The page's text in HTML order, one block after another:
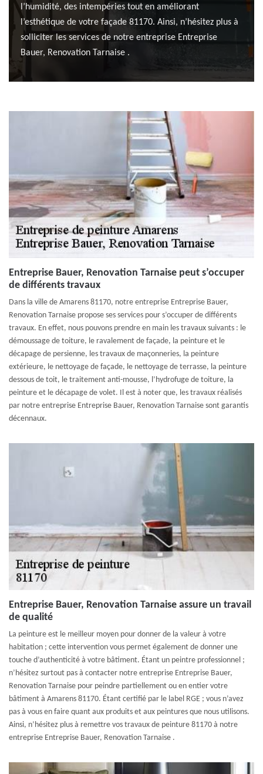
l’humidité, des intempéries tout en améliorant
l’esthétique de votre façade 81170. Ainsi, n’hésitez plus à
solliciter les services de notre entreprise Entreprise
Bauer, Renovation Tarnaise .
Entreprise Bauer, Renovation Tarnaise peut s’occuper
de différents travaux
Dans la ville de Amarens 81170, notre entreprise Entreprise Bauer,
Renovation Tarnaise propose ses services pour s’occuper de différents
travaux. En effet, nous pouvons prendre en main les travaux suivants : le
démoussage de toiture, le ravalement de façade, la peinture et le
décapage de persienne, les travaux de maçonneries, la peinture
extérieure, le nettoyage de façade, le nettoyage de terrasse, la peinture
dessous de toit, le traitement anti-mousse, l’hydrofuge de toiture, la
peinture et le décapage de volet. Il est à noter que, les travaux réalisés
par notre entreprise Entreprise Bauer, Renovation Tarnaise sont garantis
décennaux.
Entreprise Bauer, Renovation Tarnaise assure un travail
de qualité
La peinture est le meilleur moyen pour donner de la valeur à votre
habitation ; cette intervention vous permet également de donner une
touche d’authenticité à votre bâtiment. Étant un peintre professionnel ;
n’hésitez surtout pas à contacter notre entreprise Entreprise Bauer,
Renovation Tarnaise pour peindre partiellement ou en entier votre
bâtiment à Amarens 81170. Étant certifié par le label RGE ; vous n’avez
pas à vous en faire quant aux produits et aux peintures que nous utilisons.
Ainsi, n’hésitez plus à remettre vos travaux de peinture 81170 à notre
entreprise Entreprise Bauer, Renovation Tarnaise .